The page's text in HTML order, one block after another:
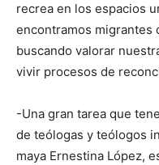
recrea en los espacios
encontramos migrantes
buscando valorar
vivir procesos de
-Una gran tarea que
de teólogas y teólogos
maya Ernestina López,